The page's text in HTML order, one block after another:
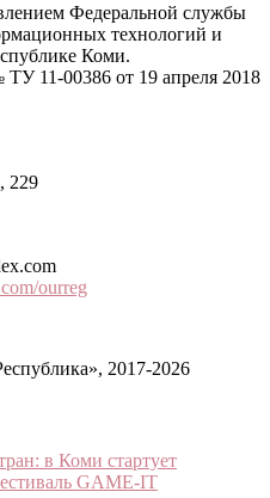
Федеральной службы
технологий и
Коми.
11-00386 от 19 апреля 2018
229
ourreg
2017-2026